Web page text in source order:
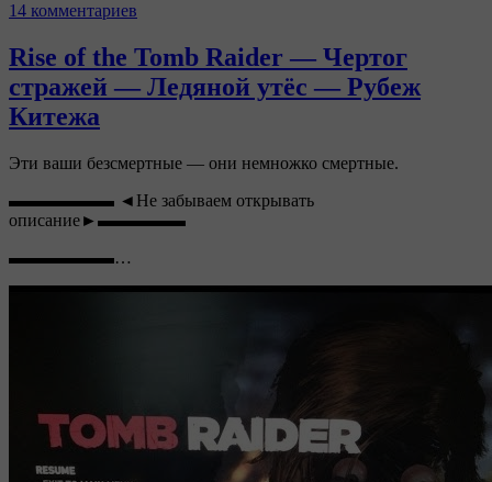
14 комментариев
Rise of the Tomb Raider — Чертог
стражей — Ледяной утёс — Рубеж
Китежа
Эти ваши безсмертные — они немножко смертные.
▬▬▬▬▬▬ ◄Не забываем открывать
описание►▬▬▬▬▬
▬▬▬▬▬▬…